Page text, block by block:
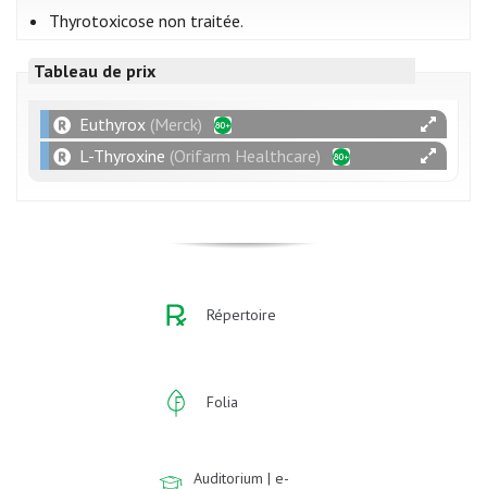
Thyrotoxicose non traitée.
Tableau de prix
Euthyrox (Merck)
L-Thyroxine (Orifarm Healthcare)
Répertoire
Folia
Auditorium | e-